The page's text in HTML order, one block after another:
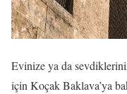
Evinize ya da
için Koçak Baklava’ya